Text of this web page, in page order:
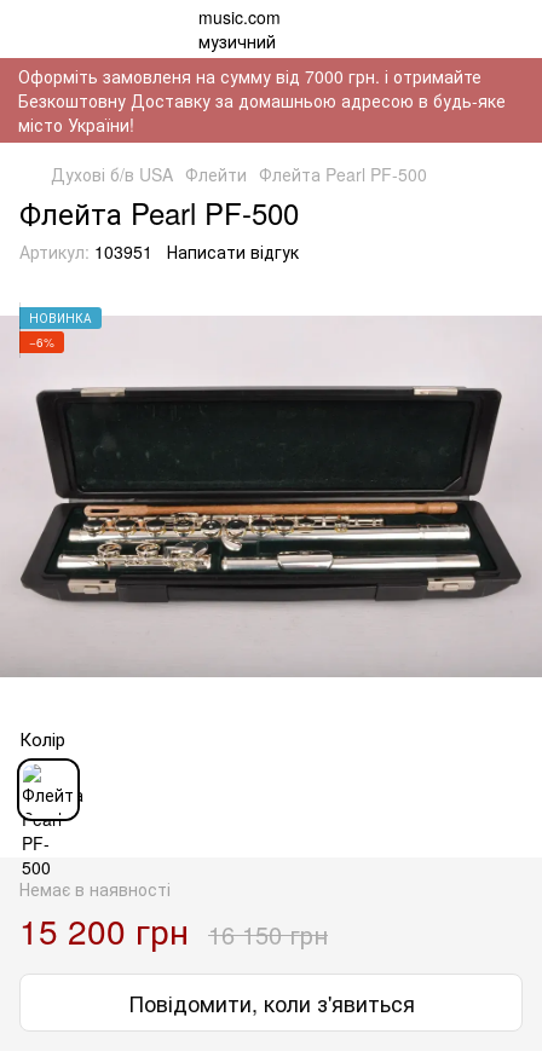
Оформіть замовленя на сумму від 7000 грн. і отримайте
Безкоштовну Доставку за домашньою адресою в будь-яке
місто України!
Духові б/в USA Флейти Флейта Pearl PF-500
Флейта Pearl PF-500
Артикул: 103951 Написати відгук
НОВИНКА
−6%
Колір
Немає в наявності
15 200 грн 16 150 грн
Повідомити, коли з'явиться